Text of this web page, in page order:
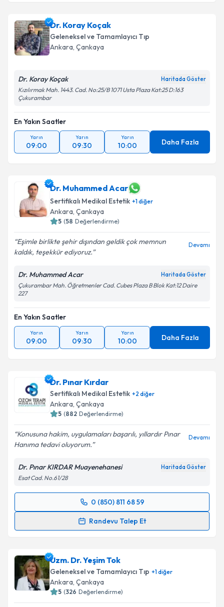
Dr. Koray Koçak
Geleneksel ve Tamamlayıcı Tıp
Ankara, Çankaya
Dr. Koray Koçak Haritada Göster
Kızılırmak Mah. 1443. Cad. No:25/B 1071 Usta Plaza Kat:25 D:163
Çukurambar
En Yakın Saatler
Yarın
09:00
Yarın
09:30
Yarın
10:00 Daha Fazla
Dr. Muhammed Acar
Sertifikalı Medikal Estetik +1diğer
Ankara, Çankaya
5 (58 Değerlendirme)
Eşimle birlikte şehir dışından geldik çok memnun
kaldık, teşekkür ediyoruz.
Devamı
Dr. Muhammed Acar Haritada Göster
Çukurambar Mah. Öğretmenler Cad. Cubes Plaza B Blok Kat:12 Daire
227
En Yakın Saatler
Yarın
09:00
Yarın
09:30
Yarın
10:00 Daha Fazla
Dr. Pınar Kırdar
Sertifikalı Medikal Estetik +2 diğer
Ankara, Çankaya
5 (882 Değerlendirme)
Konusuna hakim, uygulamaları başarılı, yıllardır Pınar
Hanıma tedavi oluyorum.
Devamı
Dr. Pınar KIRDAR Muayenehanesi Haritada Göster
Esat Cad. No.61/28
0 (850) 811 68 59
Randevu Talep Et
Randevu Takvimi Talebi
hazırlandığında e-posta ile bilgilendireceğiz.
E-posta Adresiniz
Uzm. Dr. Yeşim Tok
Geleneksel ve Tamamlayıcı Tıp +1diğer
Ankara, Çankaya
5 (326 Değerlendirme)